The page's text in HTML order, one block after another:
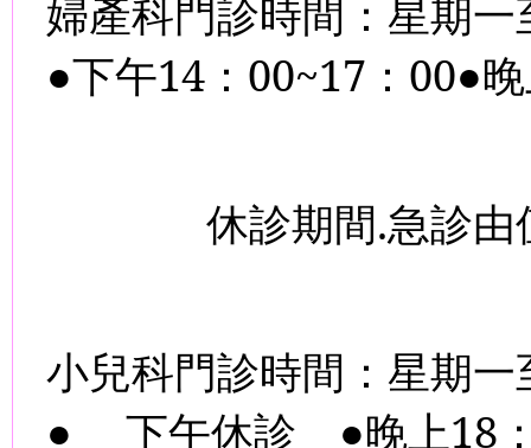
婦產科門診時間：星期
●下午14 ： 00~17 ： 00●
休診期間.急診由
小兒科門診時間：星期
●
下午休診 ●晚上18